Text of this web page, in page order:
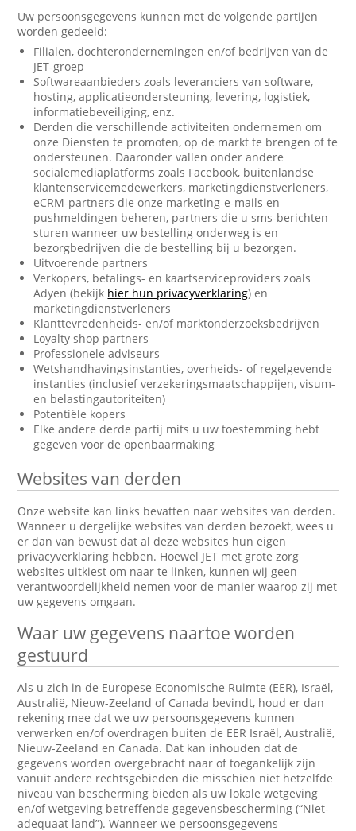
Uw persoonsgegevens kunnen met de volgende partijen
worden gedeeld:
Filialen, dochterondernemingen en/of bedrijven van de
JET-groep
Softwareaanbieders zoals leveranciers van software,
hosting, applicatieondersteuning, levering, logistiek,
informatiebeveiliging, enz.
Derden die verschillende activiteiten ondernemen om
onze Diensten te promoten, op de markt te brengen of te
ondersteunen. Daaronder vallen onder andere
socialemediaplatforms zoals Facebook, buitenlandse
klantenservicemedewerkers, marketingdienstverleners,
eCRM-partners die onze marketing-e-mails en
pushmeldingen beheren, partners die u sms-berichten
sturen wanneer uw bestelling onderweg is en
bezorgbedrijven die de bestelling bij u bezorgen.
Uitvoerende partners
Verkopers, betalings- en kaartserviceproviders zoals
Adyen (bekijk hier hun privacyverklaring) en
marketingdienstverleners
Klanttevredenheids- en/of marktonderzoeksbedrijven
Loyalty shop partners
Professionele adviseurs
Wetshandhavingsinstanties, overheids- of regelgevende
instanties (inclusief verzekeringsmaatschappijen, visum-
en belastingautoriteiten)
Potentiële kopers
Elke andere derde partij mits u uw toestemming hebt
gegeven voor de openbaarmaking
Websites van derden
Onze website kan links bevatten naar websites van derden.
Wanneer u dergelijke websites van derden bezoekt, wees u
er dan van bewust dat al deze websites hun eigen
privacyverklaring hebben. Hoewel JET met grote zorg
websites uitkiest om naar te linken, kunnen wij geen
verantwoordelijkheid nemen voor de manier waarop zij met
uw gegevens omgaan.
Waar uw gegevens naartoe worden
gestuurd
Als u zich in de Europese Economische Ruimte (EER), Israël,
Australië, Nieuw-Zeeland of Canada bevindt, houd er dan
rekening mee dat we uw persoonsgegevens kunnen
verwerken en/of overdragen buiten de EER Israël, Australië,
Nieuw-Zeeland en Canada. Dat kan inhouden dat de
gegevens worden overgebracht naar of toegankelijk zijn
vanuit andere rechtsgebieden die misschien niet hetzelfde
niveau van bescherming bieden als uw lokale wetgeving
en/of wetgeving betreffende gegevensbescherming (“Niet-
adequaat land”). Wanneer we persoonsgegevens